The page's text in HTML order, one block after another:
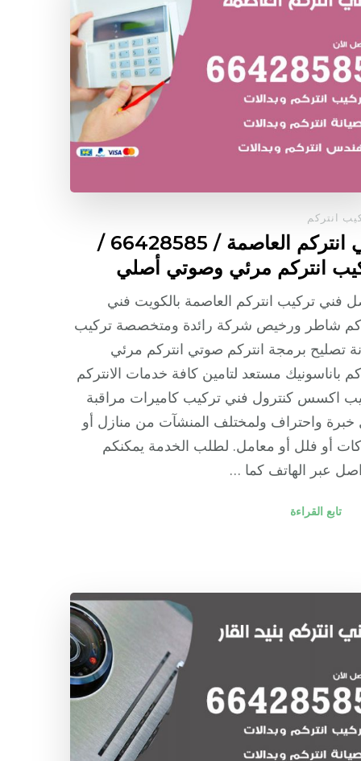
انتركم
فني انتركم العاصمة / 66428585 /
انتركم مرئي وصوتي أصلي
فني تركيب انتركم العاصمة بالكويت فني
شاطر ورخيص شركة رائدة ومتخصصة تركيب
تصليح برمجة انتركم صوتي انتركم مرئي
باناسونيك مستعد لتامين كافة خدمات الانتركم
اكسس كنترول فني تركيب كاميرات مراقبة
خبرة واحتراف ولمختلف المنشآت من منازل أو
أو فلل أو معامل. لطلب الخدمة يمكنكم
عبر الهاتف كما …
تابع القراءة